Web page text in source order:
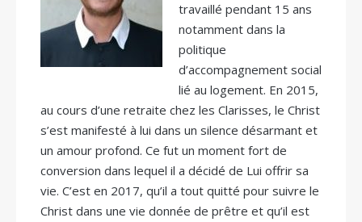
travaillé pendant 15 ans
notamment dans la
politique
d’accompagnement social
lié au logement. En 2015,
au cours d’une retraite chez les Clarisses, le Christ
s’est manifesté à lui dans un silence désarmant et
un amour profond. Ce fut un moment fort de
conversion dans lequel il a décidé de Lui offrir sa
vie. C’est en 2017, qu’il a tout quitté pour suivre le
Christ dans une vie donnée de prêtre et qu’il est